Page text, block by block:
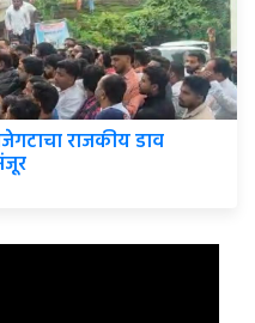
राजकीय डाव